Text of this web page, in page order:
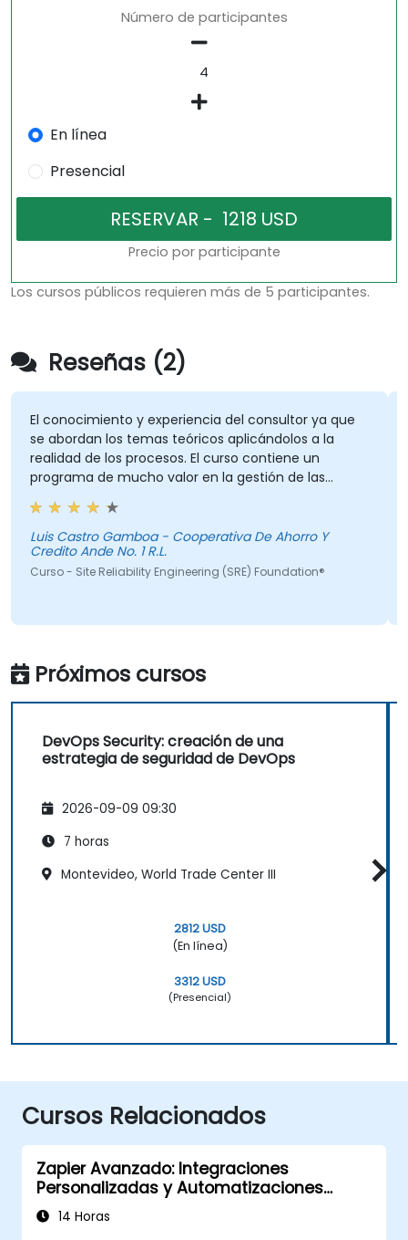
Número de participantes
En línea
Presencial
Precio por participante
Los cursos públicos requieren más de 5 participantes.
Reseñas (2)
El conocimiento y experiencia del consultor ya que
se abordan los temas teóricos aplicándolos a la
realidad de los procesos. El curso contiene un
programa de mucho valor en la gestión de las
tecnologías de información.
Luis Castro Gamboa - Cooperativa De Ahorro Y
Credito Ande No. 1 R.L.
Curso - Site Reliability Engineering (SRE) Foundation®
Próximos cursos
DevOps Security: creación de una
estrategia de seguridad de DevOps
2026-09-09 09:30
7 horas
Montevideo, World Trade Center III
2812 USD
(En línea)
3312 USD
(Presencial)
Cursos Relacionados
Zapier Avanzado: Integraciones
Personalizadas y Automatizaciones
Multietapa
14 Horas